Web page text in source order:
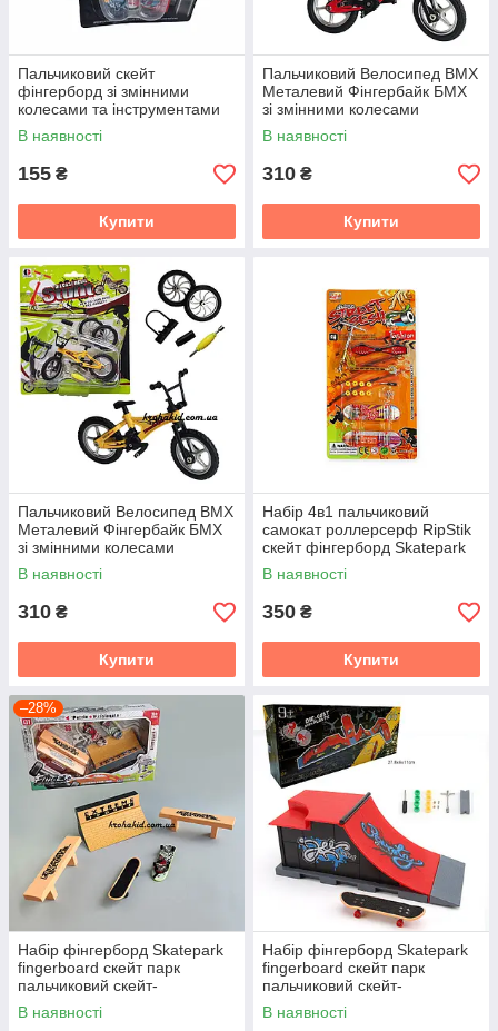
Пальчиковий скейт
фінгерборд зі змінними
колесами та інструментами
Skatepark fingerboard
В наявності
155 ₴
Купити
Пальчиковий Велосипед BMX
Металевий Фінгербайк БМХ
зі змінними колесами
Skatepark Fingerbike
В наявності
310 ₴
Купити
Пальчиковий Велосипед BMX
Металевий Фінгербайк БМХ
зі змінними колесами
Skatepark Fingerbike
В наявності
310 ₴
Купити
Набір 4в1 пальчиковий
самокат роллерсерф RipStik
скейт фінгерборд Skatepark
fingerboard
В наявності
350 ₴
Купити
–28%
Набір фінгерборд Skatepark
fingerboard скейт парк
пальчиковий скейт-
фінгерборд з трампліном та
2 скейти
В наявності
Набір фінгерборд Skatepark
fingerboard скейт парк
пальчиковий скейт-
фінгерборд з трампліном та
скейтом 1810-6C
В наявності